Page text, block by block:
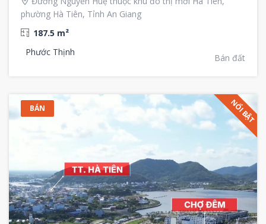
phường Hà Tiên, Tỉnh An Giang
187.5 m²
Phước Thịnh
Bán đất
BÁN NỔI BẬT